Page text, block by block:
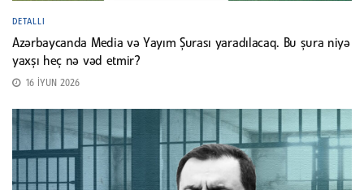
DETALLI
Azərbaycanda Media və Yayım Şurası yaradılacaq. Bu şura niyə
yaxşı heç nə vəd etmir?
16 İYUN 2026